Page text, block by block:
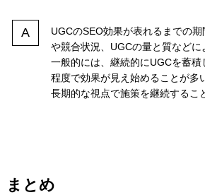
UGCのSEO効果が表れるまでの
や競合状況、UGCの量と質などに
一般的には、継続的にUGCを蓄積
程度で効果が見え始めることが多
長期的な視点で施策を継続するこ
まとめ